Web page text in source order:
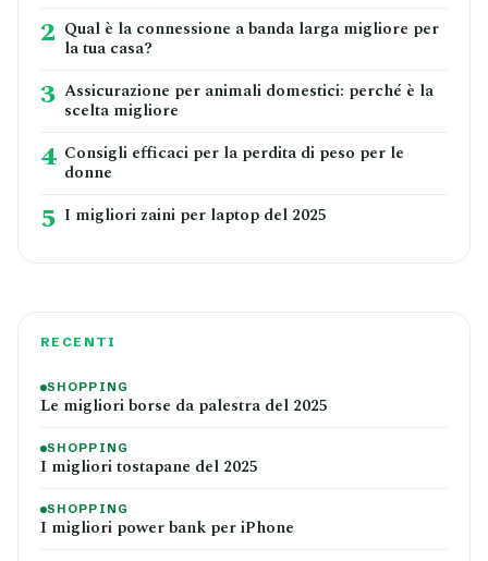
2 Qual è la connessione a banda larga migliore per
la tua casa?
3 Assicurazione per animali domestici: perché è la
scelta migliore
4 Consigli efficaci per la perdita di peso per le
donne
5 I migliori zaini per laptop del 2025
RECENTI
SHOPPING
Le migliori borse da palestra del 2025
SHOPPING
I migliori tostapane del 2025
SHOPPING
I migliori power bank per iPhone